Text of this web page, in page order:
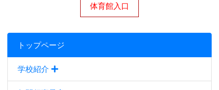
体育館入口
トップページ
学校紹介